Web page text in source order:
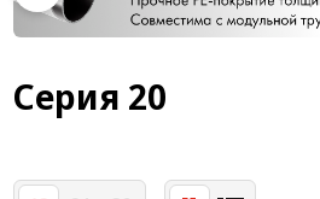
Кабельные короба
Конвейерная фурнитура
Система линейного
Серия 20